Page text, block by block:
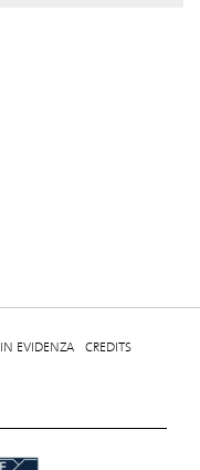
IN EVIDENZA CREDITS